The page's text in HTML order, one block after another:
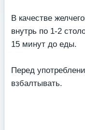
В качестве
внутрь по 1-2
15 минут до еды.
Перед
взбалтывать.